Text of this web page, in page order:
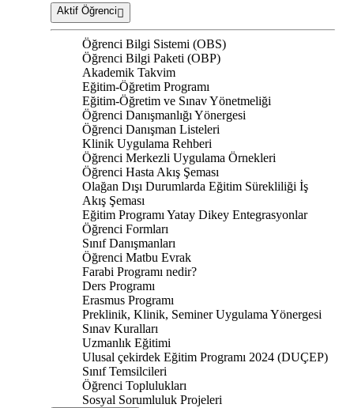
Aktif Öğrenci
Öğrenci Bilgi Sistemi (OBS)
Öğrenci Bilgi Paketi (OBP)
Akademik Takvim
Eğitim-Öğretim Programı
Eğitim-Öğretim ve Sınav Yönetmeliği
Öğrenci Danışmanlığı Yönergesi
Öğrenci Danışman Listeleri
Klinik Uygulama Rehberi
Öğrenci Merkezli Uygulama Örnekleri
Öğrenci Hasta Akış Şeması
Olağan Dışı Durumlarda Eğitim Sürekliliği İş
Akış Şeması
Eğitim Programı Yatay Dikey Entegrasyonlar
Öğrenci Formları
Sınıf Danışmanları
Öğrenci Matbu Evrak
Farabi Programı nedir?
Ders Programı
Erasmus Programı
Preklinik, Klinik, Seminer Uygulama Yönergesi
Sınav Kuralları
Uzmanlık Eğitimi
Ulusal çekirdek Eğitim Programı 2024 (DUÇEP)
Sınıf Temsilcileri
Öğrenci Toplulukları
Sosyal Sorumluluk Projeleri